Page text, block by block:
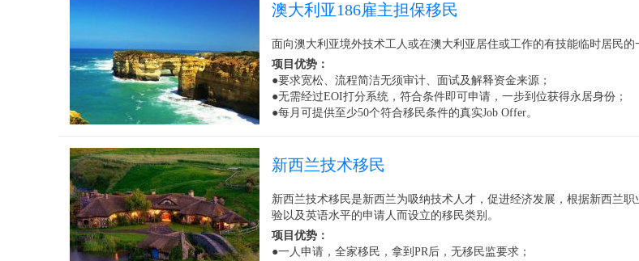
澳大利亚186雇主担保移民
面向澳大利亚境外技术工人或在澳大利亚居住或工作的有技能临时居民
项目优势：
●要求宽松、流程简洁无须审计、面试及解释资金来源；
●无需经过EOI打分系统，符合条件即可申请，一步到位获得永居身份；
●每月可提供至少50个符合移民条件的真实Job Offer。
新西兰技术移民
新西兰技术移民是新西兰为吸纳技术人才，促进经济发展，根据新西兰
验以及英语水平的申请人而设立的移民类别。
项目优势：
●一人申请，全家移民，拿到PR后，无移民监要求；